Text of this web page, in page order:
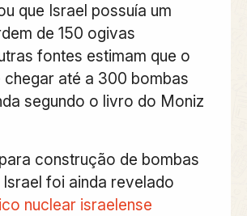
que Israel possuía um
de 150 ogivas
fontes estimam que o
chegar até a 300 bombas
segundo o livro do Moniz
construção de bombas
foi ainda revelado
nuclear israelense